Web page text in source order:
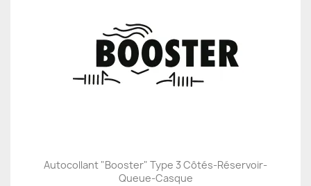
Autocollant "Booster" Type 3 Côtés-Réservoir-
Queue-Casque